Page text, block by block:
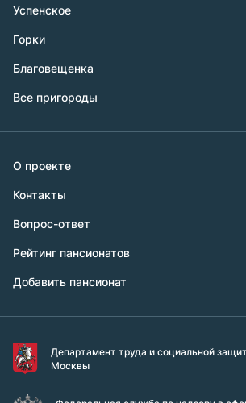
Успенское
Горки
Благовещенка
Все пригороды
О проекте
Контакты
Вопрос-ответ
Рейтинг пансионатов
Добавить пансионат
Департамент труда и социальной
Москвы